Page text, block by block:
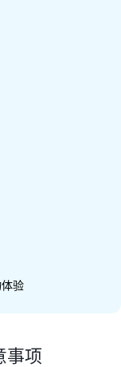
验
事项